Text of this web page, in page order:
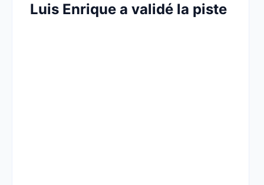
Luis Enrique a validé la piste